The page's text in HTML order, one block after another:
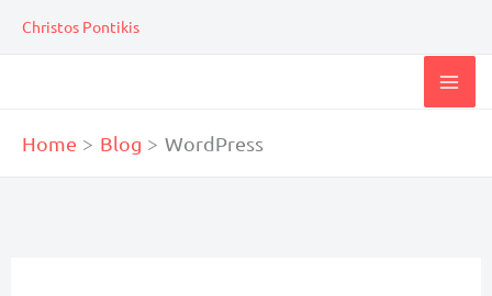
SkipChristos Pontikis
Home Blog WordPress